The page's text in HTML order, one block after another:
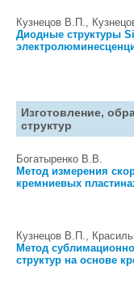
Кузнецов В.П.,
Диодные структуры
Изготовление,
структур
Богатыренко В.В.
Метод измерения
кремниевых
Кузнецов В.П.,
Метод
структур на основе